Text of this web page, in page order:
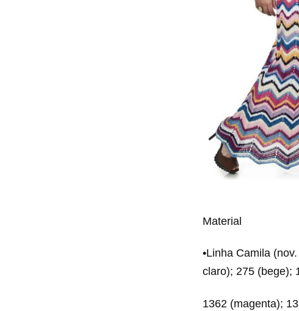
Material
•Linha Camila
claro); 275 (bege);
1362 (magenta);